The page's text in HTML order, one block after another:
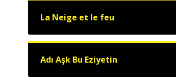
La Neige et le feu
Adı Aşk Bu Eziyetin